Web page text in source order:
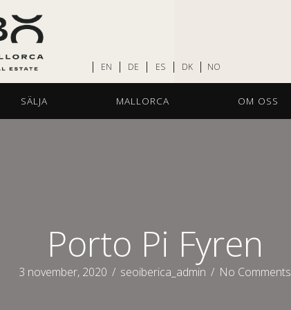
EN DE ES DK NO
SÄLJA MALLORCA OM OSS
Porto Pi Fyren
3 november, 2020 / seoiberica_admin / No Comments